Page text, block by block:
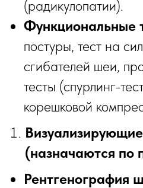
(радикулопатии).
Функциональные
постуры, тест на
сгибателей шеи,
тесты (спурлинг-
корешковой
(назначаются по
Рентгенография